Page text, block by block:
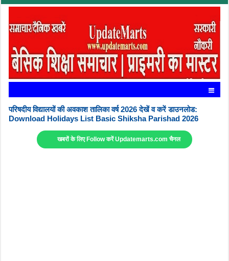
परिषदीय विद्यालयों की अवकाश तालिका वर्ष 2026 देखें व करें डाउनलोड:
Download Holidays List Basic Shiksha Parishad 2026
खबरों के लिए Follow करें Updatemarts.com चैनल